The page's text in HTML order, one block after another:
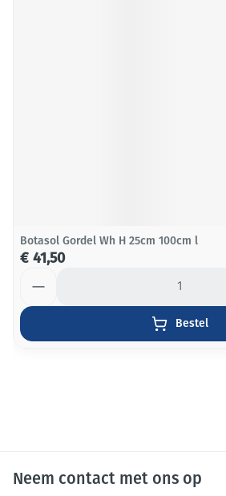
Botasol Gordel Wh H 25cm 100cm l
€ 41,50
Bestel
Neem contact met ons op